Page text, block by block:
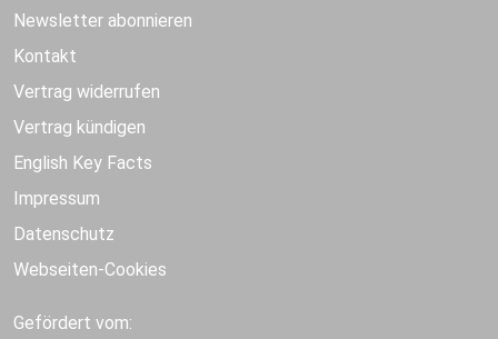
Newsletter abonnieren
Kontakt
Vertrag widerrufen
Vertrag kündigen
English Key Facts
Impressum
Datenschutz
Webseiten-Cookies
Gefördert vom: